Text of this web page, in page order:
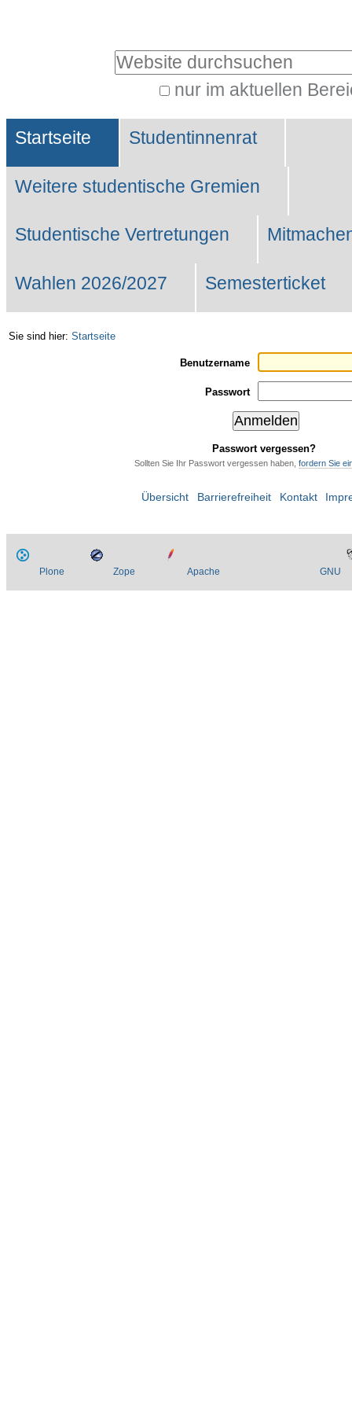
Website durchsuchen
nur im aktuellen
Suche…
Sektionen
Startseite Studentinnenrat
Weitere studentische Gremien
Studentische Vertretungen
Wahlen 2026/2027 Semesterticket
Sie sind hier: Startseite
Benutzername
Passwort
Passwort vergessen?
Sollten Sie Ihr Passwort vergessen haben, fordern Sie
Übersicht Barrierefreiheit Kontakt
Plone Zope Apache GNU